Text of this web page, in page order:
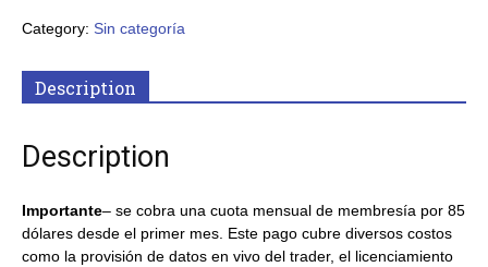
Category: Sin categoría
Description
Description
Importante– se cobra una cuota mensual de membresía por 85
dólares desde el primer mes. Este pago cubre diversos costos
como la provisión de datos en vivo del trader, el licenciamiento